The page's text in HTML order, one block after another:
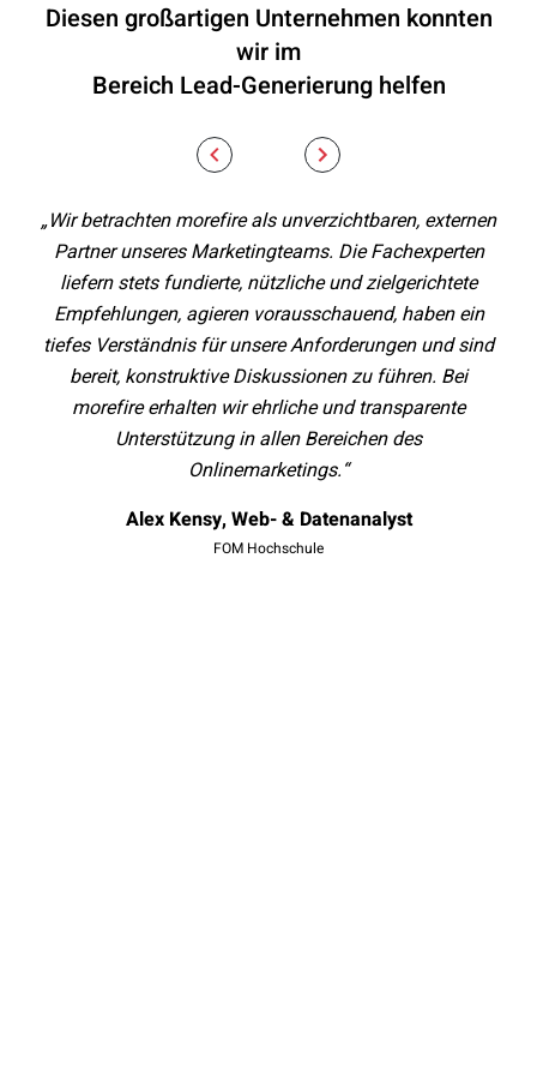
Diesen großartigen Unternehmen konnten
wir im
Bereich Lead-Generierung helfen
„Wir betrachten morefire als unverzichtbaren, externen
Partner unseres Marketingteams. Die Fachexperten
liefern stets fundierte, nützliche und zielgerichtete
Empfehlungen, agieren vorausschauend, haben ein
tiefes Verständnis für unsere Anforderungen und sind
bereit, konstruktive Diskussionen zu führen. Bei
morefire erhalten wir ehrliche und transparente
Unterstützung in allen Bereichen des
Onlinemarketings.“
Alex Kensy, Web- & Datenanalyst
FOM Hochschule